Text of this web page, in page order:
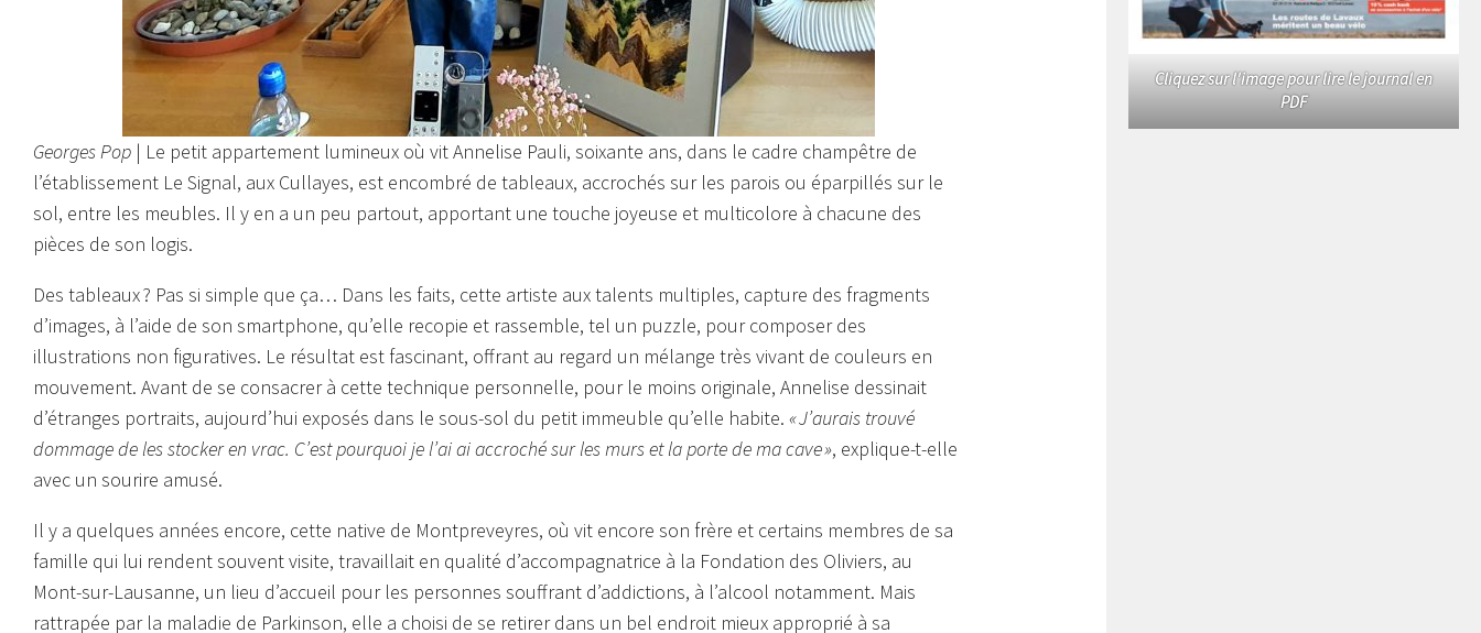
Georges Pop | Le petit appartement lumineux où vit Annelise Pauli, soixante ans, dans le cadre champêtre de
l’établissement Le Signal, aux Cullayes, est encombré de tableaux, accrochés sur les parois ou éparpillés sur le
sol, entre les meubles. Il y en a un peu partout, apportant une touche joyeuse et multicolore à chacune des
pièces de son logis.
Des tableaux ? Pas si simple que ça… Dans les faits, cette artiste aux talents multiples, capture des fragments
d’images, à l’aide de son smartphone, qu’elle recopie et rassemble, tel un puzzle, pour composer des
illustrations non figuratives. Le résultat est fascinant, offrant au regard un mélange très vivant de couleurs en
mouvement. Avant de se consacrer à cette technique personnelle, pour le moins originale, Annelise dessinait
d’étranges portraits, aujourd’hui exposés dans le sous-sol du petit immeuble qu’elle habite. « J’aurais trouvé
dommage de les stocker en vrac. C’est pourquoi je l’ai ai accroché sur les murs et la porte de ma cave », explique-t-elle
avec un sourire amusé.
Il y a quelques années encore, cette native de Montpreveyres, où vit encore son frère et certains membres de sa
famille qui lui rendent souvent visite, travaillait en qualité d’accompagnatrice à la Fondation des Oliviers, au
Mont-sur-Lausanne, un lieu d’accueil pour les personnes souffrant d’addictions, à l’alcool notamment. Mais
rattrapée par la maladie de Parkinson, elle a choisi de se retirer dans un bel endroit mieux approprié à sa
Cliquez sur l'image pour lire le journal en
PDF